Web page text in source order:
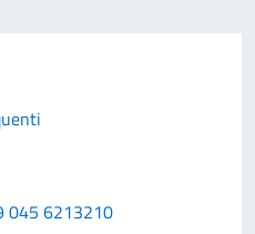
045 6213210